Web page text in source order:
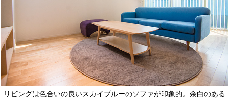
リビングは色合いの良いスカイブルーのソファが印象的。余白のある